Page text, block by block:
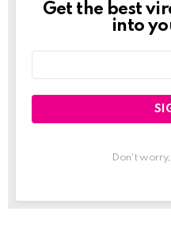
Newslett
Get the best
into
Don't